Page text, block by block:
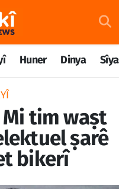
Huner Dinya
tim waṣt
ṣarê
bikerî
Fikstür